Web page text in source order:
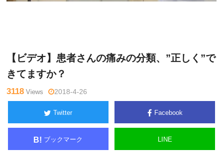
【ビデオ】患者さんの痛みの分類、”正しく”で
きてますか？
3118 Views 2018-4-26
Twitter Facebook
B! ブックマーク LINE